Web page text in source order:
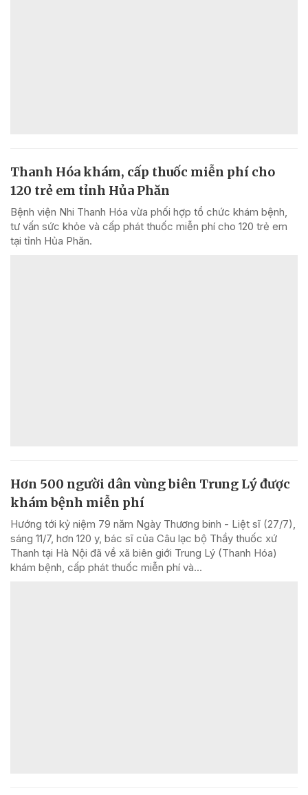
Thanh Hóa khám, cấp thuốc miễn phí cho
120 trẻ em tỉnh Hủa Phăn
Bệnh viện Nhi Thanh Hóa vừa phối hợp tổ chức khám bệnh,
tư vấn sức khỏe và cấp phát thuốc miễn phí cho 120 trẻ em
tại tỉnh Hủa Phăn.
Hơn 500 người dân vùng biên Trung Lý được
khám bệnh miễn phí
Hướng tới kỷ niệm 79 năm Ngày Thương binh - Liệt sĩ (27/7),
sáng 11/7, hơn 120 y, bác sĩ của Câu lạc bộ Thầy thuốc xứ
Thanh tại Hà Nội đã về xã biên giới Trung Lý (Thanh Hóa)
khám bệnh, cấp phát thuốc miễn phí và...